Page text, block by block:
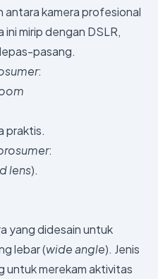
antara kamera profesional
mirip dengan DSLR,
pasang.
:
praktis.
:
lens).
yang didesain untuk
lebar (wide angle). Jenis
untuk merekam aktivitas